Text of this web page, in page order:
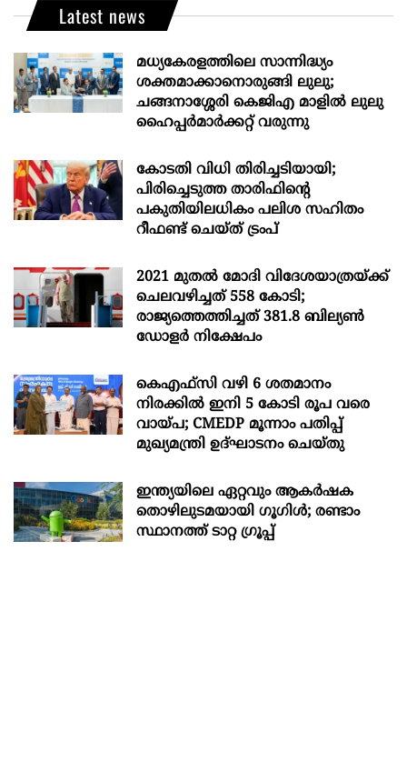
Latest news
മധ്യകേരളത്തിലെ സാന്നിദ്ധ്യം
ശക്തമാക്കാനൊരുങ്ങി ലുലു;
ചങ്ങനാശ്ശേരി കെജിഎ മാളിൽ ലുലു
ഹൈപ്പർമാർക്കറ്റ് വരുന്നു
കോടതി വിധി തിരിച്ചടിയായി;
പിരിച്ചെടുത്ത താരിഫിന്‍റെ
പകുതിയിലധികം പലിശ സഹിതം
റീഫണ്ട് ചെയ്ത് ട്രംപ്
2021 മുതൽ മോദി വിദേശയാത്രയ്ക്ക്
ചെലവഴിച്ചത് 558 കോടി;
രാജ്യത്തെത്തിച്ചത് 381.8 ബില്യൺ
ഡോളർ നിക്ഷേപം
കെഎഫ്സി വഴി 6 ശതമാനം
നിരക്കിൽ ഇനി 5 കോടി രൂപ വരെ
വായ്പ; CMEDP മൂന്നാം പതിപ്പ്
മുഖ്യമന്ത്രി ഉദ്ഘാടനം ചെയ്തു
ഇന്ത്യയിലെ ഏറ്റവും ആകര്‍ഷക
തൊഴിലുടമയായി ഗൂഗിള്‍; രണ്ടാം
സ്ഥാനത്ത് ടാറ്റ ഗ്രൂപ്പ്